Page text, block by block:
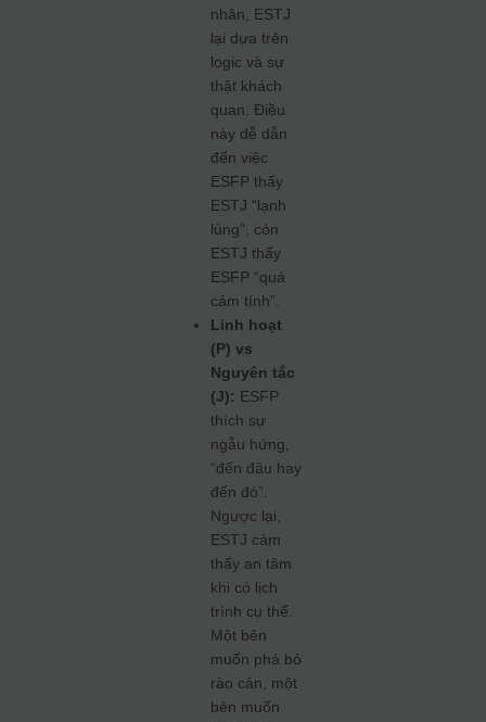
nhân, ESTJ
lại dựa trên
logic và sự
thật khách
quan. Điều
này dễ dẫn
đến việc
ESFP thấy
ESTJ “lạnh
lùng”, còn
ESTJ thấy
ESFP “quá
cảm tính”.
Linh hoạt
(P) vs
Nguyên tắc
(J): ESFP
thích sự
ngẫu hứng,
“đến đâu hay
đến đó”.
Ngược lại,
ESTJ cảm
thấy an tâm
khi có lịch
trình cụ thể.
Một bên
muốn phá bỏ
rào cản, một
bên muốn